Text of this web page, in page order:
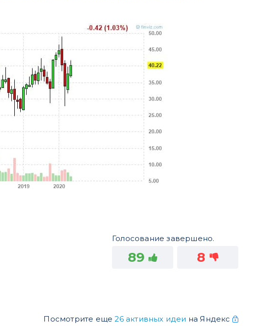
Голосование завершено.
89 8
Посмотрите еще26 активных идеи на Яндекс